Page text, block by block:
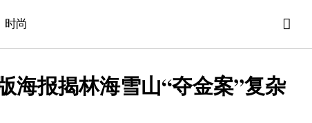
时尚
海报揭林海雪山“夺金案”复杂